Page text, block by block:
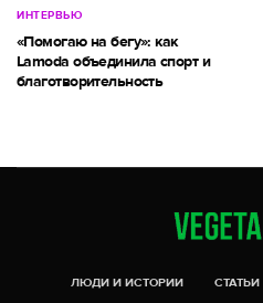
ИНТЕРВЬЮ
«Помогаю на бегу»: как
Lamoda объединила спорт и
благотворительность
ЛЮДИ И ИСТОРИИ СТАТЬИ